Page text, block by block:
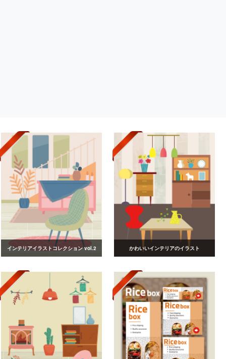
インテリアイラストコレクション vol.2 かわいいインテリアのイラスト